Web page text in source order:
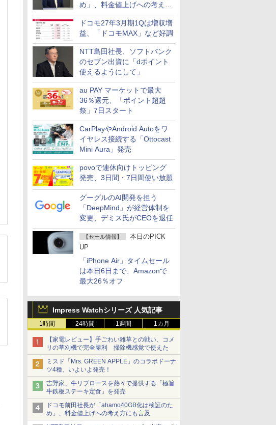
め」、料金値上げへの考え方
にも言及
ドコモ27年3月期1Qは増収増
益、「ドコモMAX」など好調
NTT島田社長、ソフトバンク
のセブン出資に「dポイント
使えるようにして」
au PAY マーケットで最大
36％還元、「ポイント超超
祭」7日スタート
CarPlayやAndroid Autoをワ
イヤレス接続する「Ottocast
Mini Aura」発売
povoで連休向けトッピング
発売、3日間・7日間使い放題
グーグルのAI開発を担う
「DeepMind」が経営体制を
変更、デミス氏がCEOを退任
【セール情報】
本日のPICK
UP
「iPhone Air」タイムセール
は本日6日まで、Amazonで
最大26％オフ
Impress Watchシリーズ 人気記事
1時間 24時間 1週間 1カ月
【家電レビュー】手ごわい雑草との戦い、コメ
リの草刈機で完全勝利 掃除機感覚で使えた
ミスド「Mrs. GREEN APPLE」のコラボドーナ
ツ4種、いよいよ発売！
吉野家、牛リブロースを熱々で提供する「極旨
牛鉄板ステーキ定食」を発売
ドコモ前田社長が「ahamo40GB化は検証のた
め」、料金値上げへの考え方にも言及